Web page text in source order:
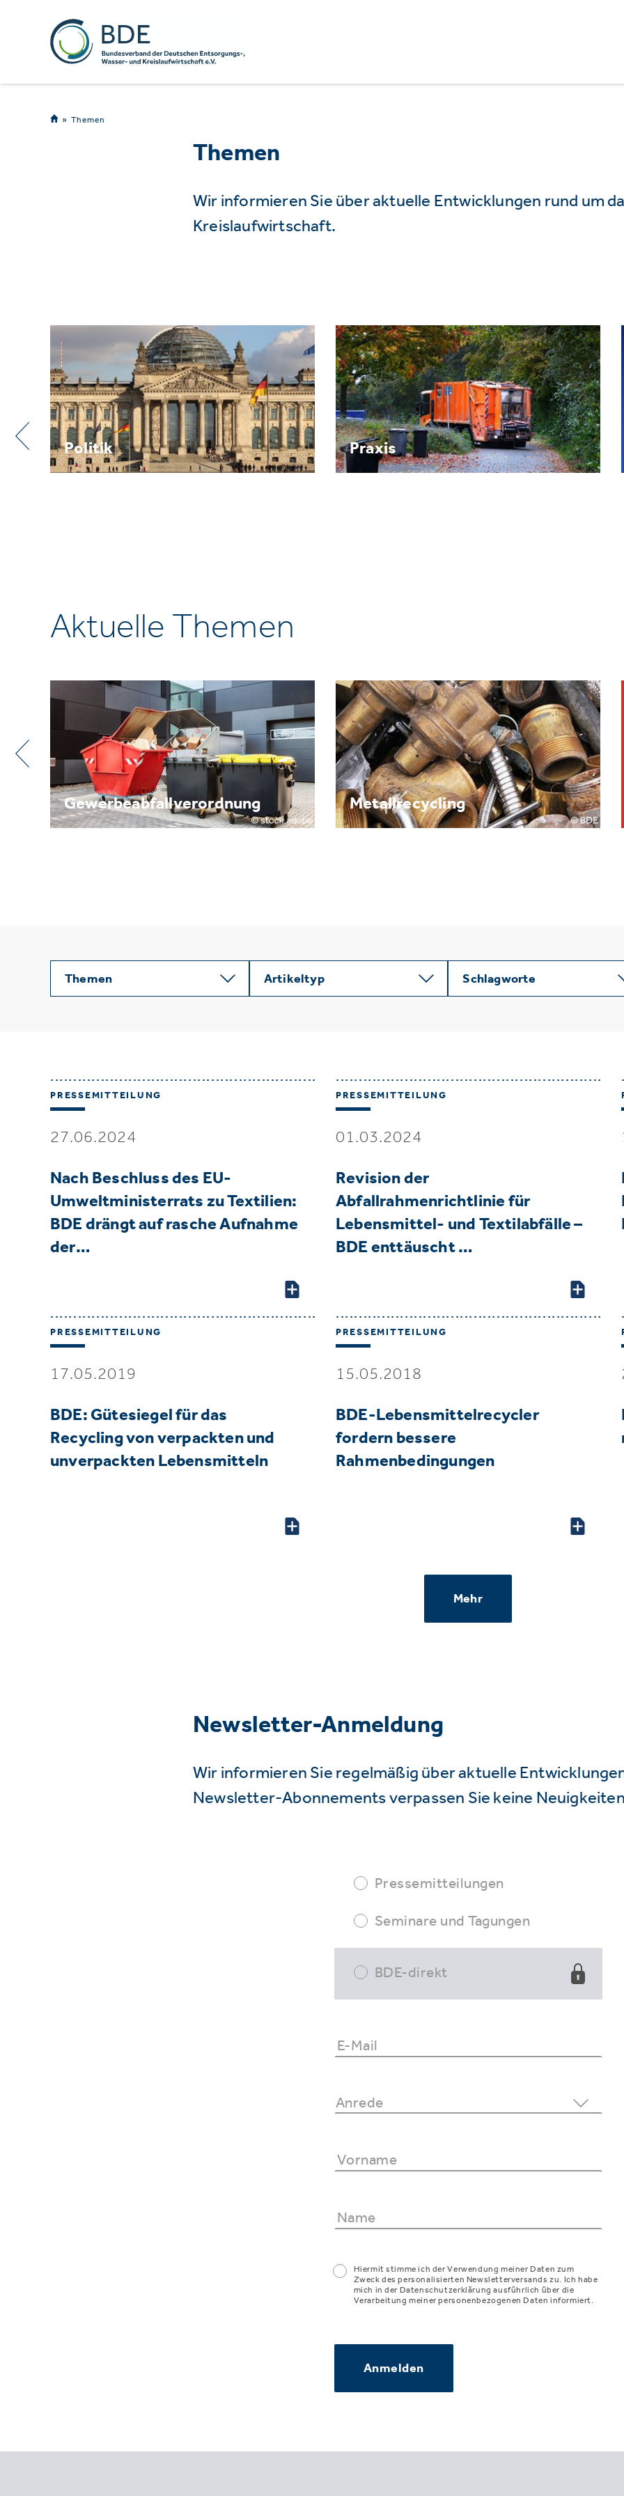
Themen
Themen
Wir informieren Sie über aktuelle Entwicklungen rund um
Kreislaufwirtschaft.
Praxis Recht
Aktuelle Themen
Metallrecycling Brennpunkt: Batterie
Themen Artikeltyp Schlagworte
PRESSEMITTEILUNG
27.06.2024
Nach Beschluss des EU-
Umweltministerrats zu Textilien:
BDE drängt auf rasche Aufnahme
der…
PRESSEMITTEILUNG
01.03.2024
Revision der
Abfallrahmenrichtlinie für
Lebensmittel- und Textilabfälle –
BDE enttäuscht …
PRESSEMITTEILUNG
17.05.2019
BDE: Gütesiegel für das
Recycling von verpackten und
unverpackten Lebensmitteln
PRESSEMITTEILUNG
15.05.2018
BDE-Lebensmittelrecycler
fordern bessere
Rahmenbedingungen
Mehr
Newsletter-Anmeldung
Wir informieren Sie regelmäßig über aktuelle
Newsletter-Abonnements verpassen Sie keine
Pressemitteilungen
Seminare und Tagungen
BDE-direkt
Hiermit stimme ich der Verwendung meiner Daten zum
Zweck des personalisierten Newsletterversands zu. Ich habe
mich in der Datenschutzerklärung ausführlich über die
Verarbeitung meiner personenbezogenen Daten informiert.
Anmelden